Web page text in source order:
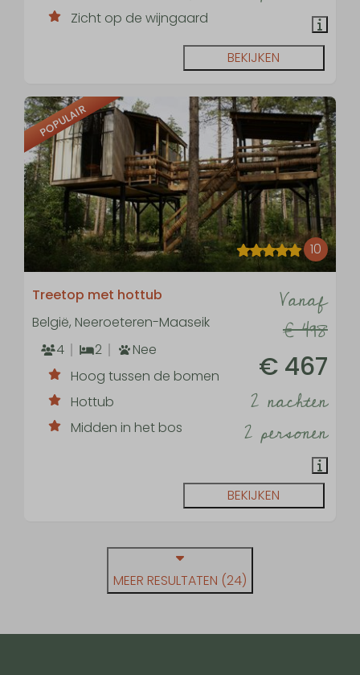
Zicht op de wijngaard
BEKIJKEN
POPULAIR
10
Vanaf
€ 498
€ 467
2 nachten
2 personen
Treetop met hottub
België, Neeroeteren-Maaseik
4
2
Nee
Hoog tussen de bomen
Hottub
Midden in het bos
BEKIJKEN
MEER RESULTATEN (24)